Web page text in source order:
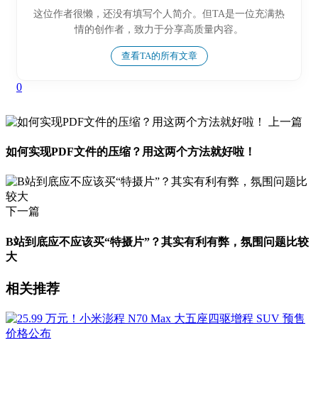
这位作者很懒，还没有填写个人简介。但TA是一位充满热
情的创作者，致力于分享高质量内容。
查看TA的所有文章
0
上一篇
如何实现PDF文件的压缩？用这两个方法就好啦！
下一篇
B站到底应不应该买“特摄片”？其实有利有弊，氛围问题比较
大
相关推荐